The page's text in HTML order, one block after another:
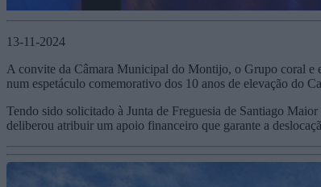
13-11-2024
A convite da Câmara Municipal do Montijo, o Grupo coral
num espetáculo comemorativo dos 10 anos de elevação do
Tendo sido solicitado à Junta de Freguesia de Santiago
deliberou atribuir um apoio financeiro que garante a